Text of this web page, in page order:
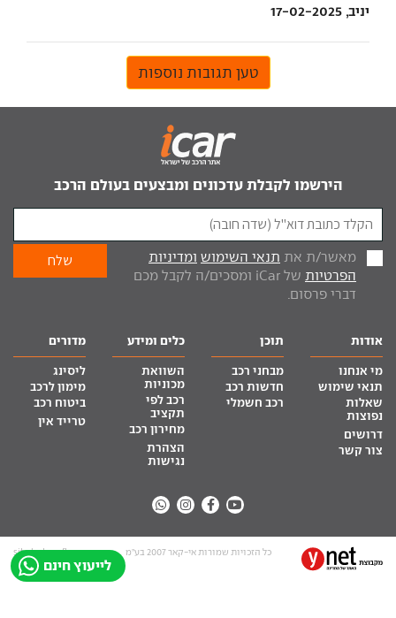
יניב, 17-02-2025
טען תגובות נוספות
לייעוץ חינם
הירשמו לקבלת עדכונים ומבצעים בעולם הרכב
מאשר/ת את תנאי השימוש ומדיניות
הפרטיות
של iCar ומסכים/ה לקבל מכם
דברי פרסום.
אודות
מי אנחנו
תנאי שימוש
שאלות
נפוצות
דרושים
צור קשר
תוכן
מבחני רכב
חדשות רכב
רכב חשמלי
כלים ומידע
השוואת
מכוניות
רכב לפי
תקציב
מחירון רכב
הצהרת
נגישות
מדורים
ליסינג
מימון לרכב
ביטוח רכב
טרייד אין
כל הזכויות שמורות אי-קאר 2007 בע”מ site by tq.soft